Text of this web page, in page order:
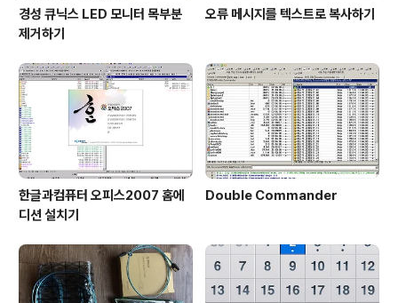
경성 큐닉스 LED 모니터 목부분
제거하기
오류 메시지를 텍스트로 복사하기
한글과컴퓨터 오피스2007 홈에
디션 설치기
Double Commander